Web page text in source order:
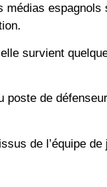
survient
poste de
de l’équipe